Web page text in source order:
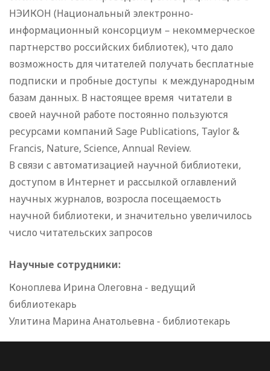
НЭИКОН (Национальный электронно-
информационный консорциум – некоммерческое
партнерство российских библиотек), что дало
возможность для читателей получать бесплатные
подписки и пробные доступы к международным
базам данных. В настоящее время читатели в
своей научной работе постоянно пользуются
ресурсами компаний Sage Publications, Taylor &
Francis, Nature, Science, Annual Review.
В связи с автоматизацией научной библиотеки,
доступом в Интернет и рассылкой оглавлений
научных журналов, возросла посещаемость
научной библиотеки, и значительно увеличилось
число читательских запросов
Научные сотрудники:
Коноплева Ирина Олеговна - ведущий
библиотекарь
Улитина Марина Анатольевна - библиотекарь